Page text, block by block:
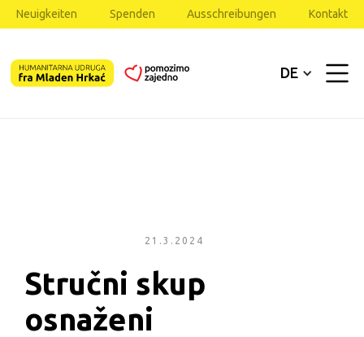
Neuigkeiten Spenden Ausschreibungen Kontakt
DE
21.3.2024
Stručni skup
osnaženi